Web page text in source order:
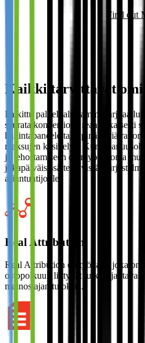
Find out
Kaikki tarvittavat
Palkittu palvelualustamme tarjoaa
seurata konversioita reaaliaikaisesti
hallintapaneeleita, läpinäkyviä
maksujen käsittelyä.
ja tehostamiseen on myös monia
jokapäiväisissä tehtävissä.
asiantuntijoille.
Real Attribution
Real Attribution on työkalu, joka on
ostopolkuun liittyvät julkaisijat
mainostajan tuloksia.